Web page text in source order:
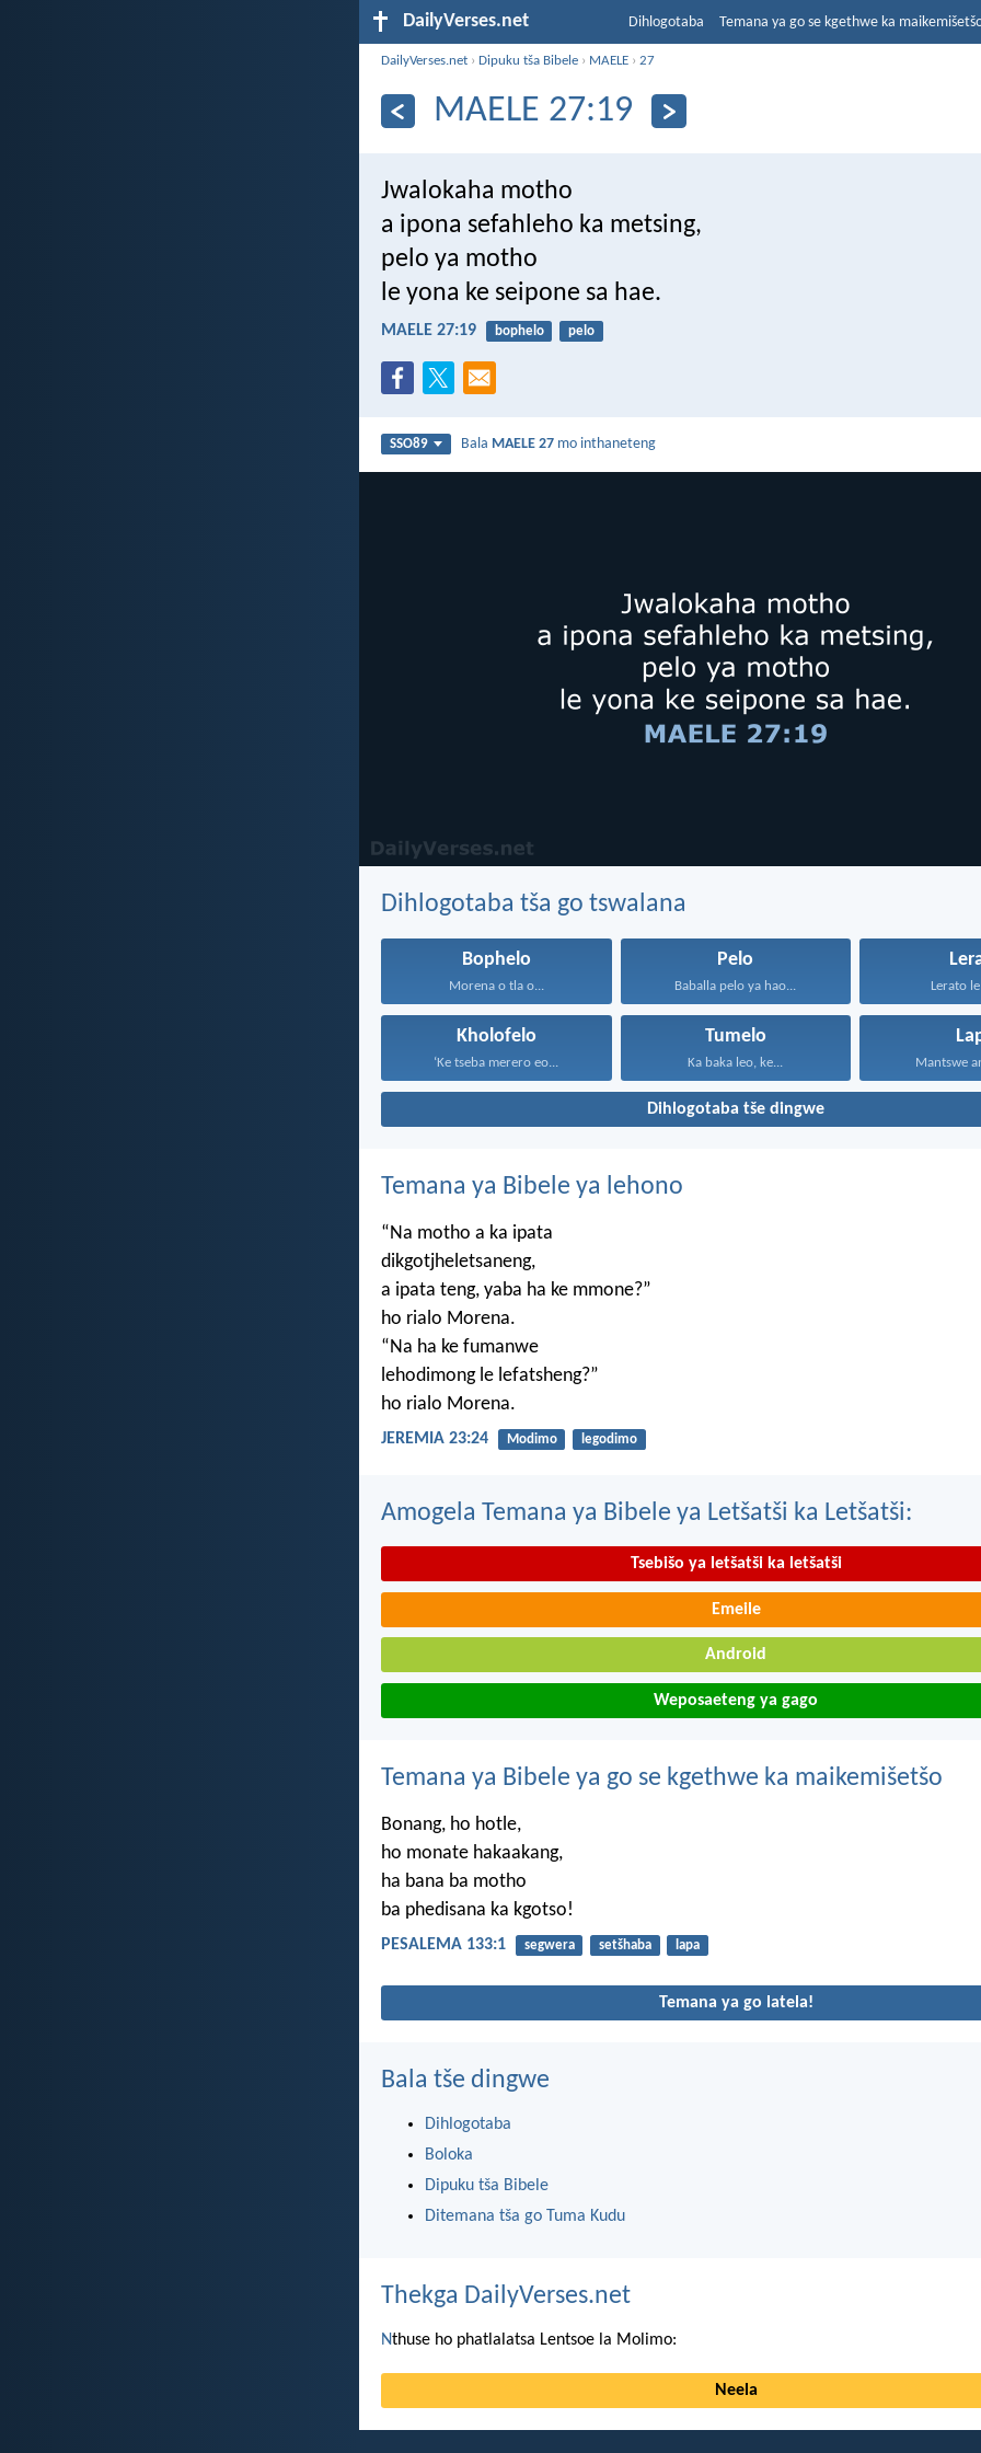
DailyVerses.net Dihlogotaba Temana ya go se kgethwe ka
DailyVerses.net ›Dipuku tša Bibele › MAELE ›27
MAELE 27:19
Jwalokaha motho
a ipona sefahleho ka metsing,
pelo ya motho
le yona ke seipone sa hae.
MAELE 27:19 bophelo pelo
SSO89 Bala MAELE 27 mo inthaneteng
Dihlogotaba tša go tswalana
Bophelo
Morena o tla o...
Pelo
Baballa pelo ya hao... Lerato
Kholofelo
‘Ke tseba merero eo...
Tumelo
Ka baka leo, ke... Mantswe
Dihlogotaba tše dingwe
Temana ya Bibele ya lehono
“Na motho a ka ipata
dikgotjheletsaneng,
a ipata teng, yaba ha ke mmone?”
ho rialo Morena.
“Na ha ke fumanwe
lehodimong le lefatsheng?”
ho rialo Morena.
JEREMIA 23:24 Modimo legodimo
Amogela Temana ya Bibele ya Letšatši ka Letšatši:
Tsebišo ya letšatši ka letšatši
Emeile
Android
Weposaeteng ya gago
Temana ya Bibele ya go se kgethwe ka maikemišetšo
Bonang, ho hotle,
ho monate hakaakang,
ha bana ba motho
ba phedisana ka kgotso!
PESALEMA 133:1 segwera setšhaba lapa
Temana ya go latela!
Bala tše dingwe
Dihlogotaba
Boloka
Dipuku tša Bibele
Ditemana tša go Tuma Kudu
Thekga DailyVerses.net
Nthuse ho phatlalatsa Lentsoe la Molimo:
Neela